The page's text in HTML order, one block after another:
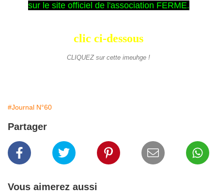
sur le site officiel de l'association FERME.
clic ci-dessous
CLIQUEZ sur cette imeuhge !
#Journal N°60
Partager
Vous aimerez aussi